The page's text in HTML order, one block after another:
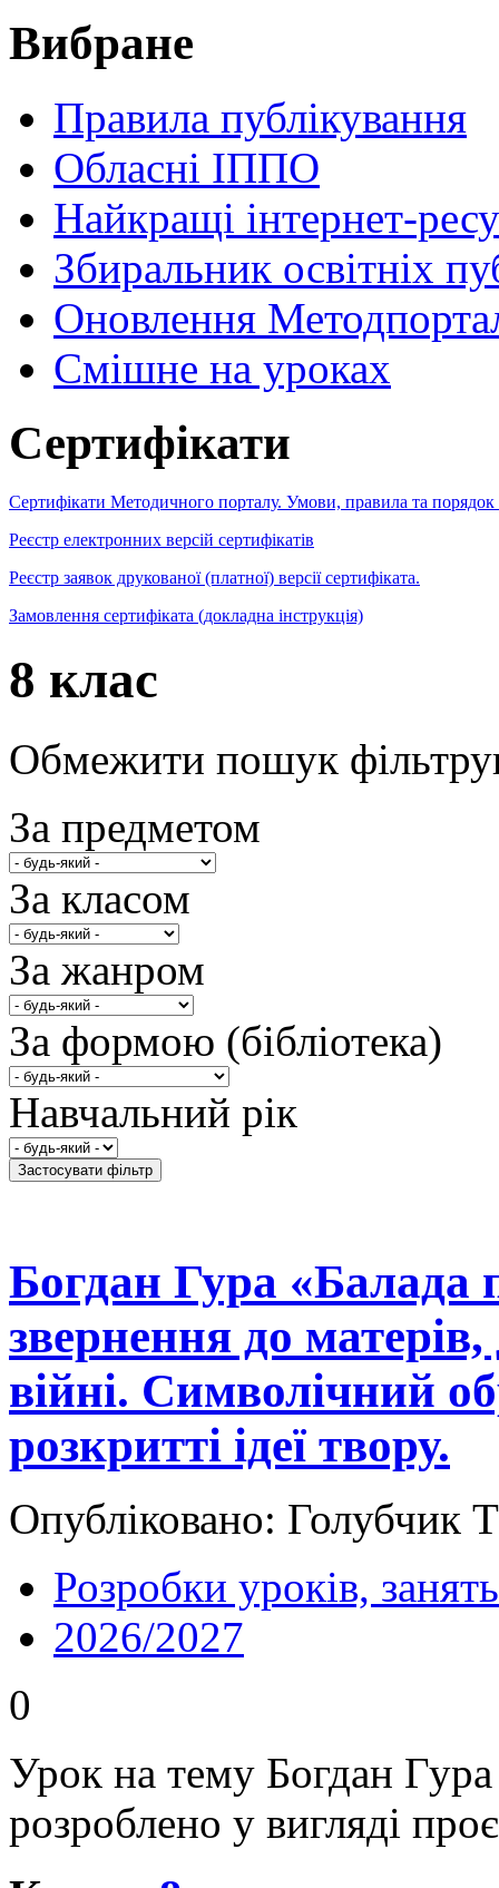
Вибране
Правила публікування
Обласні ІППО
Найкращі інтернет-
Збиральник освітніх
Оновлення
Cмішне на уроках
Сертифікати
Сертифікати Методичного порталу. Умови, правила та порядок
Реєстр електронних версій сертифікатів
Реєстр заявок друкованої (платної) версії сертифіката.
Замовлення сертифіката (докладна інструкція)
8 клас
Обмежити пошук
За предметом
За класом
За жанром
За формою (бібліотека)
Навчальний рік
Богдан Гура «Балада
звернення до
війні. Символічний
розкритті ідеї твору.
Опубліковано: Голубчик
Розробки уроків, занять
2026/2027
0
Урок на тему Богдан
розроблено у вигляді